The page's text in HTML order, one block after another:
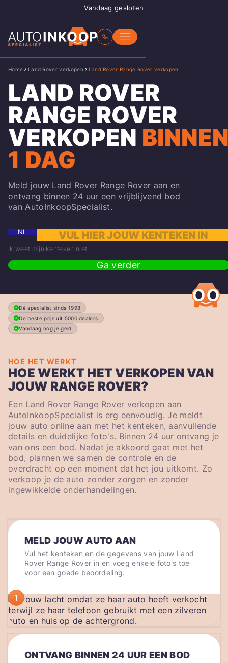
Vandaag gesloten
Home Land Rover verkopen Land Rover Range Rover verkopen
LAND ROVER
RANGE ROVER
VERKOPEN
1 DAG
Meld jouw Land Rover Range Rover aan en
ontvang binnen 24 uur een vrijblijvend bod
van AutoInkoopSpecialist.
NL
Ik weet mijn kenteken niet
Ga verder
Dé specialist sinds 1998
De beste prijs uit 5000 dealers
Vandaag nog je geld
HOE HET WERKT
HOE WERKT HET VERKOPEN VAN
JOUW RANGE ROVER?
Een Land Rover Range Rover verkopen aan
AutoInkoopSpecialist is erg eenvoudig. Je meldt
jouw auto online aan met het kenteken, aanvullende
details en duidelijke foto's. Binnen 24 uur ontvang je
van ons een bod. Nadat je akkoord gaat met het
bod, plannen we samen de controle en de
overdracht op een moment dat het jou uitkomt. Zo
verkoop je de auto zonder zorgen en zonder
ingewikkelde onderhandelingen.
MELD JOUW AUTO AAN
Vul het kenteken en de gegevens van jouw Land
Rover Range Rover in en voeg enkele foto's toe
voor een goede beoordeling.
1
ONTVANG BINNEN 24 UUR EEN BOD